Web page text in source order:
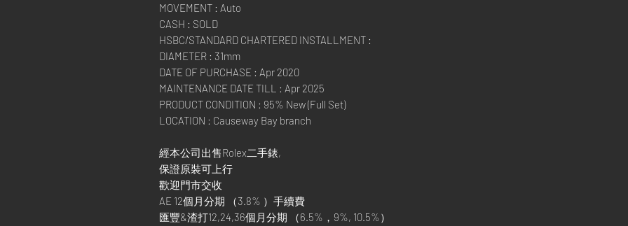
MOVEMENT : Auto
CASH : SOLD
HSBC/STANDARD CHARTERED INSTALLMENT :
DIAMETER : 31mm
DATE OF PURCHASE : Apr 2020
MAINTENANCE DATE TILL : Apr 2025
PRODUCT CONDITION : 95% New (Full Set)
LOCATION : Causeway Bay branch
經本公司出售Rolex二手錶,
保證原裝可上行
歡迎門市交收
AE 12個月分期 （3.8% ）手續費
匯豐&渣打12,24,36個月分期 （6.5%，9%, 10.5%）